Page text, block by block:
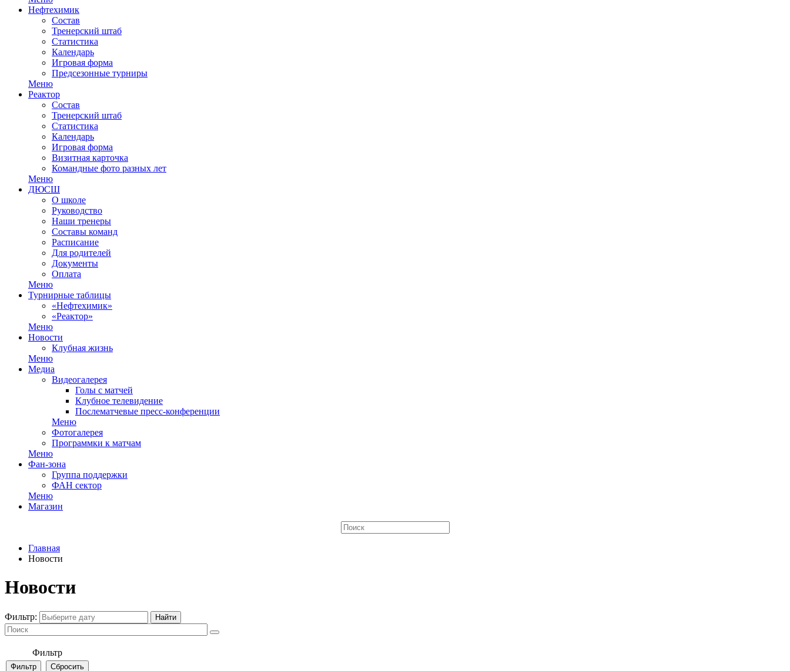
Нефтехимик
Состав
Тренерский штаб
Статистика
Календарь
Игровая форма
Предсезонные турниры
Меню
Реактор
Состав
Тренерский штаб
Статистика
Календарь
Игровая форма
Визитная карточка
Командные фото разных лет
Меню
ДЮСШ
О школе
Руководство
Наши тренеры
Составы команд
Расписание
Для родителей
Документы
Оплата
Меню
Турнирные таблицы
«Нефтехимик»
«Реактор»
Меню
Новости
Клубная жизнь
Меню
Медиа
Видеогалерея
Голы с матчей
Клубное телевидение
Послематчевые пресс-конференции
Меню
Фотогалерея
Программки к матчам
Меню
Фан-зона
Группа поддержки
ФАН сектор
Меню
Магазин
Главная
Новости
Новости
Фильтр:
Фильтр